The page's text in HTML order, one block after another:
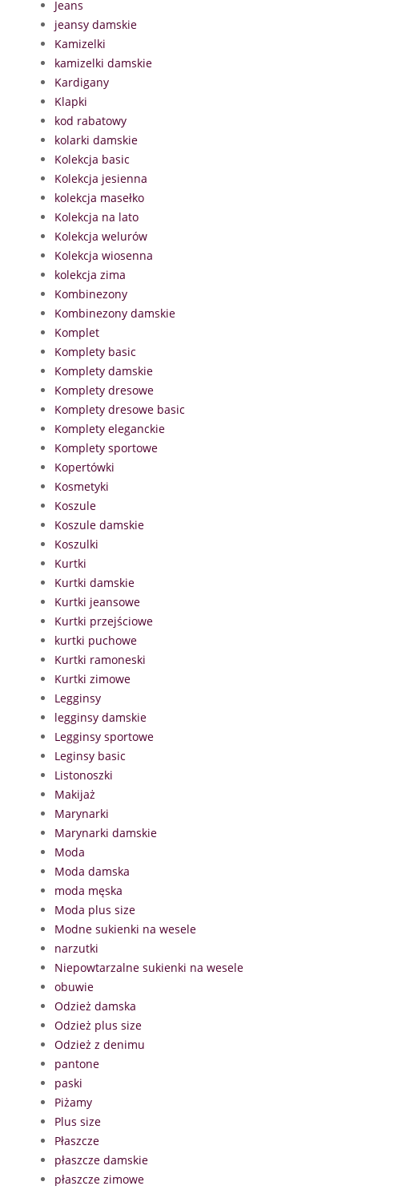
Jeans
jeansy damskie
Kamizelki
kamizelki damskie
Kardigany
Klapki
kod rabatowy
kolarki damskie
Kolekcja basic
Kolekcja jesienna
kolekcja masełko
Kolekcja na lato
Kolekcja welurów
Kolekcja wiosenna
kolekcja zima
Kombinezony
Kombinezony damskie
Komplet
Komplety basic
Komplety damskie
Komplety dresowe
Komplety dresowe basic
Komplety eleganckie
Komplety sportowe
Kopertówki
Kosmetyki
Koszule
Koszule damskie
Koszulki
Kurtki
Kurtki damskie
Kurtki jeansowe
Kurtki przejściowe
kurtki puchowe
Kurtki ramoneski
Kurtki zimowe
Legginsy
legginsy damskie
Legginsy sportowe
Leginsy basic
Listonoszki
Makijaż
Marynarki
Marynarki damskie
Moda
Moda damska
moda męska
Moda plus size
Modne sukienki na wesele
narzutki
Niepowtarzalne sukienki na wesele
obuwie
Odzież damska
Odzież plus size
Odzież z denimu
pantone
paski
Piżamy
Plus size
Płaszcze
płaszcze damskie
płaszcze zimowe